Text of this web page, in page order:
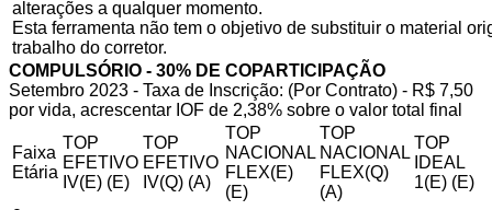
alterações a qualquer momento.
Esta ferramenta não tem o objetivo de substituir o material
trabalho do corretor.
COMPULSÓRIO - 30% DE COPARTICIPAÇÃO
Setembro 2023 - Taxa de Inscrição: (Por Contrato) - R$ 7,50
por vida, acrescentar IOF de 2,38% sobre o valor total final
Faixa
Etária
TOP
EFETIVO
IV(E) (E)
TOP
EFETIVO
IV(Q) (A)
TOP
NACIONAL
FLEX(E)
(E)
TOP
NACIONAL
FLEX(Q)
(A)
TOP
IDEAL
1(E) (E)